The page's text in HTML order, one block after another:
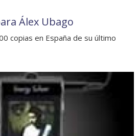
Álex Ubago
copias en España de su último